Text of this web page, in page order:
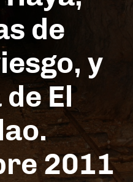
de
y
El
2011